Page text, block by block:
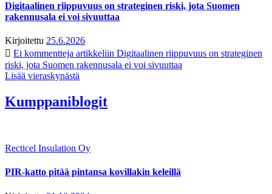
Digitaalinen riippuvuus on strateginen riski, jota Suomen
rakennusala ei voi sivuuttaa
Kirjoitettu 25.6.2026
Ei kommentteja artikkeliin Digitaalinen riippuvuus on strateginen
riski, jota Suomen rakennusala ei voi sivuuttaa
Lisää vieraskynästä
Kumppaniblogit
Recticel Insulation Oy
PIR-katto pitää pintansa kovillakin keleillä